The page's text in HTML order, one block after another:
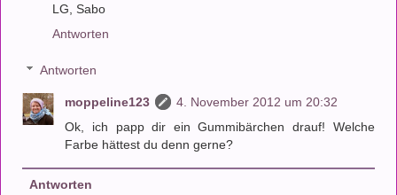
LG, Sabo
Antworten
Antworten
moppeline123
4. November 2012 um 20:32
Ok, ich papp dir ein Gummibärchen drauf! Welche
Farbe hättest du denn gerne?
Antworten